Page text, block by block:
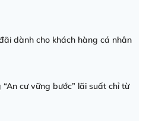
dành cho khách hàng cá nhân
cư vững bước” lãi suất chỉ từ